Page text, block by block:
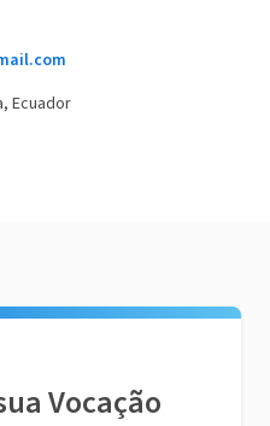
Ecuador
Vocação